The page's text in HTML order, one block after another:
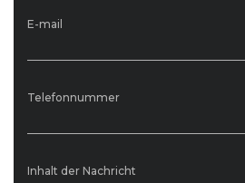
E-mail
Telefonnummer
Inhalt der Nachricht